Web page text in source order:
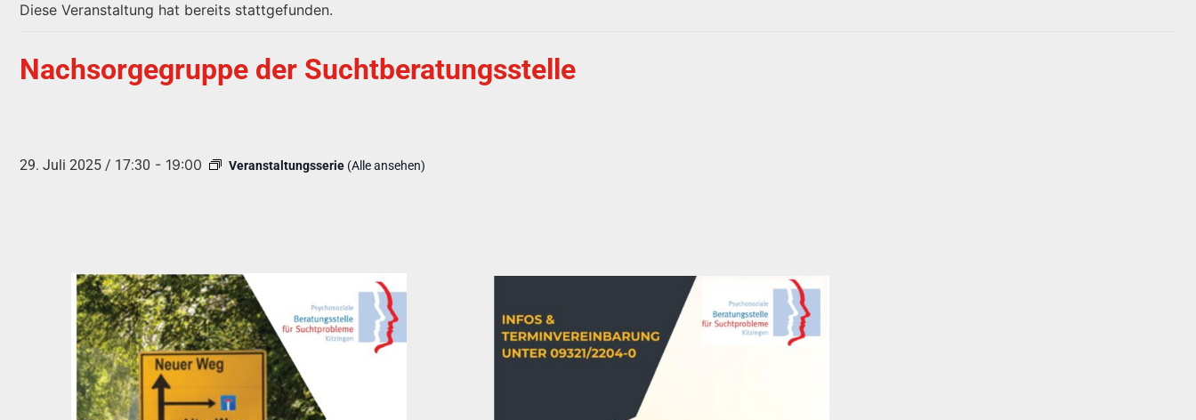
Diese Veranstaltung hat bereits stattgefunden.
Nachsorgegruppe der Suchtberatungsstelle
29. Juli 2025 / 17:30 - 19:00 Veranstaltungsserie (Alle ansehen)